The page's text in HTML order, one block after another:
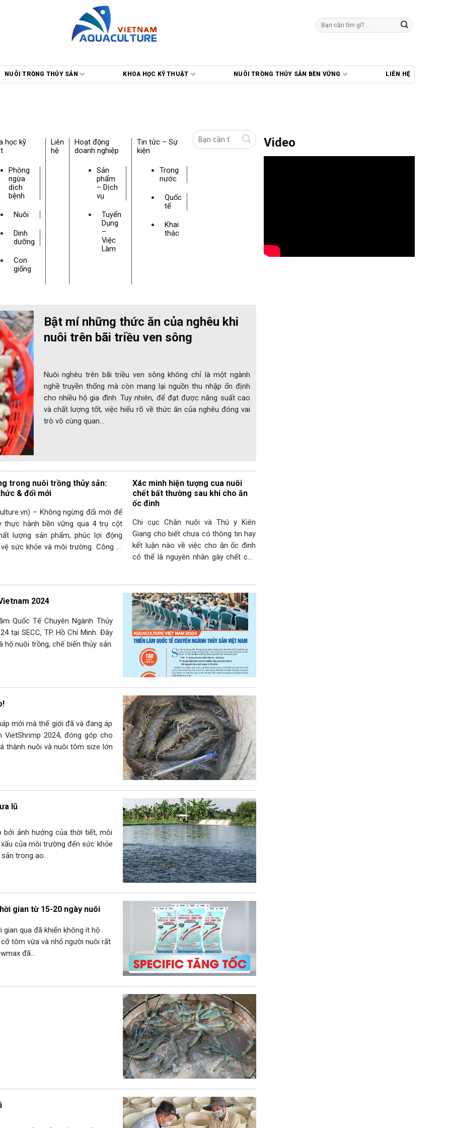
Tìm
kiếm:
NUÔI TRỒNG THỦY SẢN KHOA HỌC KỸ THUẬT NUÔI TRỒNG THỦY SẢN BỀN VỮNG LIÊN HỆ
học kỹ
Phòng
ngừa
dịch
bệnh
Nuôi
Dinh
dưỡng
Con
giống
Liên
hệ
Hoạt động
doanh nghiệp
Sản
phẩm
– Dịch
vụ
Tuyển
Dụng
–
Việc
Làm
Tin tức – Sự
kiện
Trong
nước
Quốc
tế
Khai
thác
Bật mí những thức ăn của nghêu khi
nuôi trên bãi triều ven sông
Nuôi nghêu trên bãi triều ven sông không chỉ là một ngành
nghề truyền thống mà còn mang lại nguồn thu nhập ổn định
cho nhiều hộ gia đình. Tuy nhiên, để đạt được năng suất cao
và chất lượng tốt, việc hiểu rõ về thức ăn của nghêu đóng vai
trò vô cùng quan…
trong nuôi trồng thủy sản:
& đổi mới
– Không ngừng đổi mới để
thực hành bền vững qua 4 trụ cột
lượng sản phẩm, phúc lợi động
sức khỏe và môi trường. Công ty
Xác minh hiện tượng cua nuôi
chết bất thường sau khi cho ăn
ốc đinh
Chi cục Chăn nuôi và Thú y Kiên
Giang cho biết chưa có thông tin hay
kết luận nào về việc cho ăn ốc đinh
có thể là nguyên nhân gây chết cua
nuôi và Thú y Kiên Giang cho biết,
đơn…
2024
Quốc Tế Chuyên Ngành Thủy
tại SECC, TP. Hồ Chí Minh. Đây
hộ nuôi trồng, chế biến thủy sản.
mới mà thế giới đã và đang áp
2024, đóng góp cho
thành nuôi và nuôi tôm size lớn
lũ
bởi ảnh hưởng của thời tiết, môi
của môi trường đến sức khỏe
trong ao…
gian từ 15-20 ngày nuôi
qua đã khiến không ít hộ
cỡ tôm vừa và nhỏ người nuôi rất
đã…
Video